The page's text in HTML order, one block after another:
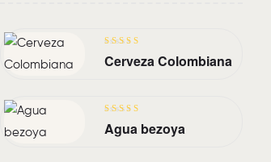
con4.40de
Cerveza Colombiana
con3.40
Agua bezoya